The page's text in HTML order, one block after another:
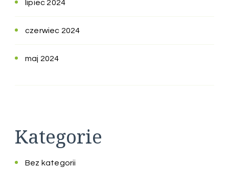
lipiec 2024
czerwiec 2024
maj 2024
Kategorie
Bez kategorii